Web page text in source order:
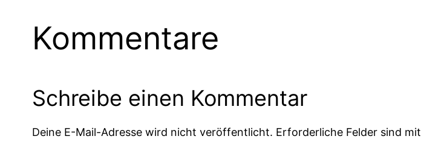
Kommentare
Schreibe einen Kommentar
Deine E-Mail-Adresse wird nicht veröffentlicht. Erforderliche Felder sind mit